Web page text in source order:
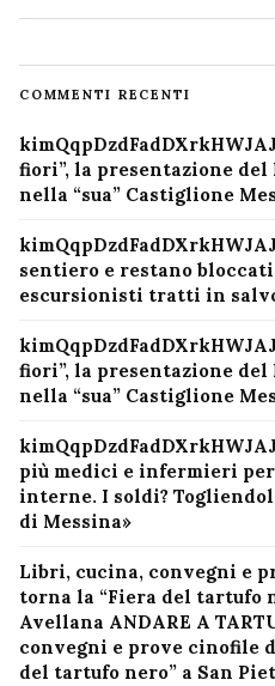
COMMENTI RECENTI
fiori”, la presentazione
nella “sua” Castiglione
sentiero e restano
escursionisti tratti in
fiori”, la presentazione
nella “sua” Castiglione
più medici e infermieri
interne. I soldi?
di Messina»
Libri, cucina, convegni e
torna la “Fiera del tartufo
Avellana ANDARE A
convegni e prove cinofile
del tartufo nero” a San